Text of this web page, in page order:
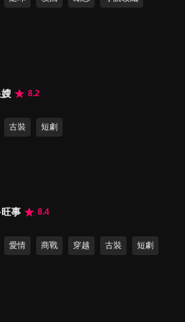
8.2
古裝 短劇
事
8.4
愛情 商戰 穿越 古裝 短劇